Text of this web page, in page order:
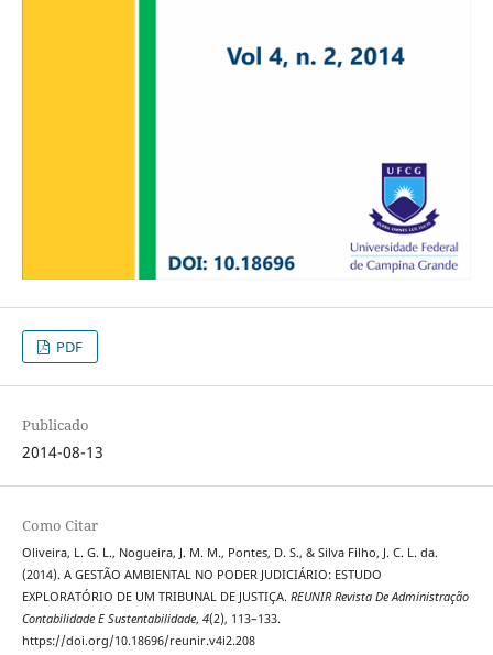
PDF
Publicado
2014-08-13
Como Citar
Oliveira, L. G. L., Nogueira, J. M. M., Pontes, D. S., & Silva Filho, J. C. L. da.
(2014). A GESTÃO AMBIENTAL NO PODER JUDICIÁRIO: ESTUDO
EXPLORATÓRIO DE UM TRIBUNAL DE JUSTIÇA. REUNIR Revista De Administração
Contabilidade E Sustentabilidade, 4(2), 113–133.
https://doi.org/10.18696/reunir.v4i2.208